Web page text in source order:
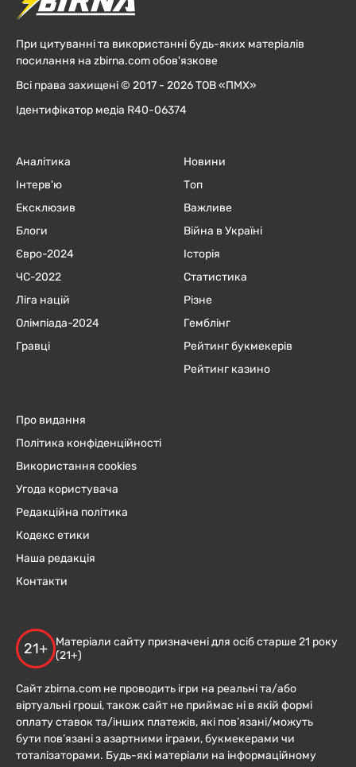
При цитуванні та використанні будь-яких матеріалів
посилання на zbirna.com обов'язкове
Всі права захищені © 2017 - 2026 ТОВ «ПМХ»
Ідентифікатор медіа R40-06374
Аналітика
Інтерв'ю
Ексклюзив
Блоги
Євро-2024
ЧC-2022
Ліга націй
Олімпіада-2024
Гравці
Новини
Топ
Важливе
Війна в Україні
Історія
Статистика
Різне
Гемблінг
Рейтинг букмекерів
Рейтинг казино
Про видання
Політика конфіденційності
Використання cookies
Угода користувача
Редакційна політика
Кодекс етики
Наша редакція
Контакти
21+
Матеріали сайту призначені для осіб старше 21 року
(21+)
Сайт zbirna.com не проводить ігри на реальні та/або
віртуальні гроші, також сайт не приймає ні в якій формі
оплату ставок та/інших платежів, які пов’язані/можуть
бути пов’язані з азартними іграми, букмекерами чи
тоталізаторами. Будь-які матеріали на інформаційному